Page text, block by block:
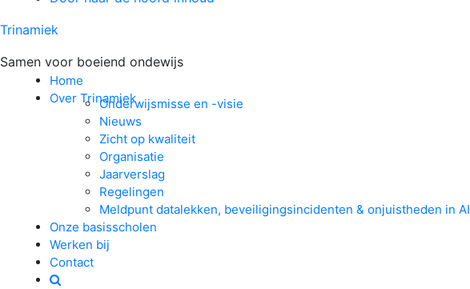
Trinamiek
Samen voor boeiend ondewijs
Home
Over TrinamiekOnderwijsmisse en -visie
Nieuws
Zicht op kwaliteit
Organisatie
Jaarverslag
Regelingen
Meldpunt datalekken, beveiligingsincidenten & onjuistheden in AI
Onze basisscholen
Werken bij
Contact